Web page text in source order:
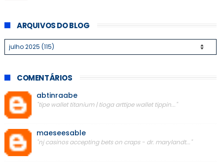
ARQUIVOS DO BLOG
COMENTÁRIOS
abtinraabe
"tipe wallet titanium | tioga arttipe wallet tippin..."
maeseesable
"nj casinos accepting bets on craps - dr. marylandt..."